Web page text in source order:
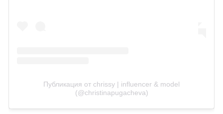
Публикация от chrissy | influencer & model
(@christinapugacheva)